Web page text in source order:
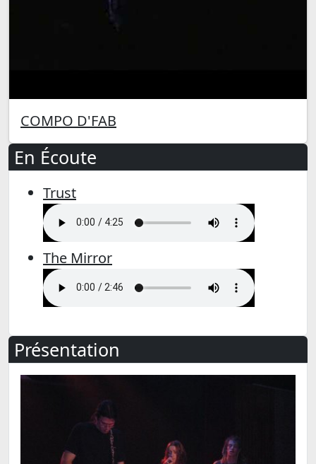
COMPO D'FAB
En Écoute
Trust
The Mirror
Présentation